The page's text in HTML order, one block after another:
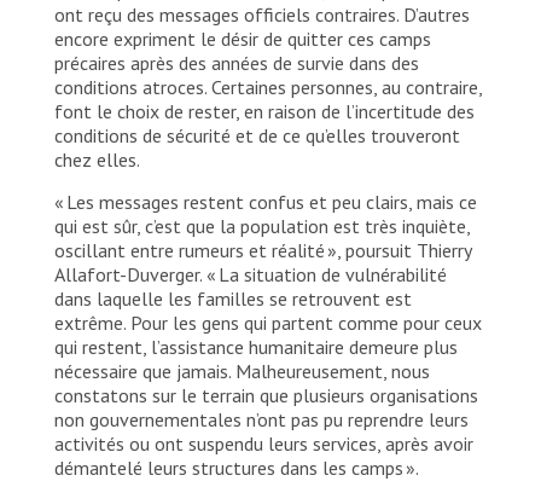
ont reçu des messages officiels contraires. D’autres
encore expriment le désir de quitter ces camps
précaires après des années de survie dans des
conditions atroces. Certaines personnes, au contraire,
font le choix de rester, en raison de l’incertitude des
conditions de sécurité et de ce qu’elles trouveront
chez elles.
« Les messages restent confus et peu clairs, mais ce
qui est sûr, c’est que la population est très inquiète,
oscillant entre rumeurs et réalité », poursuit Thierry
Allafort-Duverger. « La situation de vulnérabilité
dans laquelle les familles se retrouvent est
extrême. Pour les gens qui partent comme pour ceux
qui restent, l’assistance humanitaire demeure plus
nécessaire que jamais. Malheureusement, nous
constatons sur le terrain que plusieurs organisations
non gouvernementales n’ont pas pu reprendre leurs
activités ou ont suspendu leurs services, après avoir
démantelé leurs structures dans les camps ».